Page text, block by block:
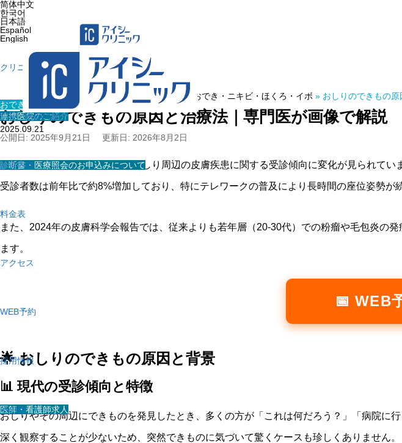
简体中文
한국어
日本語
Español
English
クリニック紹介
連携医院のご紹介
診断書・医療照会のお申込みについて
院長・医師の紹介
診療内容
料金表
アクセス
WEB予約
採用情報
医師・看護師求人
その他
ホーム 医療コラム » おでき・ニキビ・ほくろ・イボ » おしりのできもの
おでき・ニキビ・ほくろ・イボ
おしりのできもの原因と治療法｜専門医が画像で解説
2025.09.21
公開日: 2025年9月21日
更新日: 2026年8月2日
2024年から2025年にかけて、おしり周辺の皮膚疾患に関する受診傾向に変化が見られて
受診者数は前年比で約8%増加しており、特にテレワークの普及により長時間の座位姿勢が
また、2024年の皮膚科学会報告では、従来よりも若年層（20-30代）での粉瘤や毛包炎の
ます。
📅 WEB
🌟 おしりのできもの原因と背景
📊 現代の受診傾向と特徴
おしりやその周辺にできものを発見したとき、多くの方が「これは何だろう？」「病院
深く観察することが少ないため、突然できものに気づいて驚くケースも珍しくありません。